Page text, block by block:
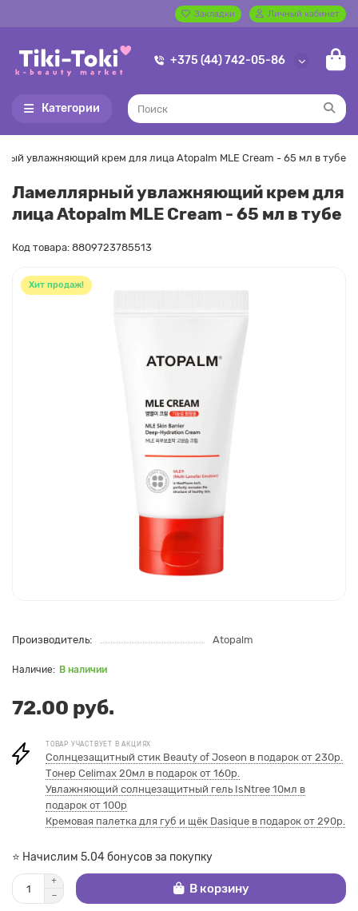
Закладки Личный кабинет
+375 (44) 742-05-86
Категории
увлажняющий крем для лица Atopalm MLE Cream - 65 мл в тубе
Ламеллярный увлажняющий крем для
лица Atopalm MLE Cream - 65 мл в тубе
Код товара: 8809723785513
Хит продаж!
Производитель: Atopalm
В наличии
72.00 руб.
ТОВАР УЧАСТВУЕТ В АКЦИЯХ
Солнцезащитный стик Beauty of Joseon в подарок от 230р.
Тонер Celimax 20мл в подарок от 160р.
Увлажняющий солнцезащитный гель IsNtree 10мл в
подарок от 100р
Кремовая палетка для губ и щёк Dasique в подарок от 290р.
⭐ Начислим 5.04 бонусов за покупку
В корзину